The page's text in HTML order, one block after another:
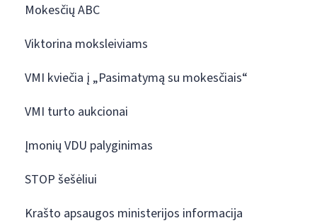
Mokesčių ABC
Viktorina moksleiviams
VMI kviečia į „Pasimatymą su mokesčiais“
VMI turto aukcionai
Įmonių VDU palyginimas
STOP šešėliui
Krašto apsaugos ministerijos informacija